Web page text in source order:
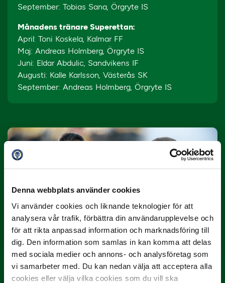
Denna webbplats använder cookies
Vi använder cookies och liknande teknologier för att
analysera vår trafik, förbättra din användarupplevelse och
för att rikta anpassad information och marknadsföring till
dig. Den information som samlas in kan komma att delas
med sociala medier och annons- och analysföretag som
vi samarbeter med. Du kan nedan välja att acceptera alla
cookies eller välja vilka cookies som du vill ska
September: Tobias Sana, Örgryte IS
Månadens tränare Superettan:
April: Toni Koskela, Kalmar FF
Maj: Andreas Holmberg, Örgryte IS
Juni: Eldar Abdulic, Sandvikens IF
Augusti: Kalle Karlsson, Västerås SK
September: Andreas Holmberg, Örgryte IS
10 JULI
Dubbla Landskrona-priser när juni
summeras
"Vilken…